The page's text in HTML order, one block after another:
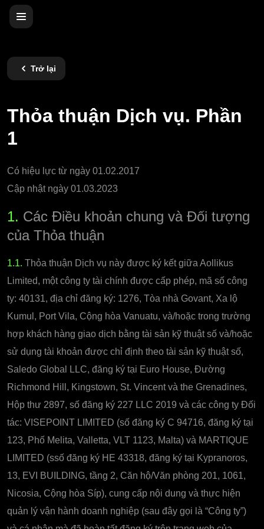
Trở lại
Thỏa thuận Dịch vụ. Phần
1
Có hiệu lực từ ngày 01.02.2017
Cập nhật ngày 01.03.2023
1. Các Điều khoản chung và Đối tượng
của Thỏa thuận
1.1. Thỏa thuận Dịch vụ này được ký kết giữa Aollikus
Limited, một công ty tài chính được cấp phép, mã số công
ty: 40131, địa chỉ đăng ký: 1276, Tòa nhà Govant, Xa lộ
Kumul, Port Vila, Cộng hòa Vanuatu, và/hoặc trong trường
hợp khách hàng giao dịch bằng tài sản kỹ thuật số và/hoặc
sử dụng tài khoản được chỉ định theo tài sản kỹ thuật số,
Saledo Global LLC, đăng ký tại Euro House, Đường
Richmond Hill, Kingstown, St. Vincent và the Grenadines,
Hộp thư 2897, số đăng ký 227 LLC 2019 và các công ty Đối
tác: VISEPOINT LIMITED (số đăng ký C 94716, đăng ký tại
123, Phố Melita, Valletta, VLT 1123, Malta) và MARTIQUE
LIMITED (ssố đăng ký HE 43318, đăng ký tại Kypranoros,
13, EVI BUILDING, tầng 2, Căn hộ/Văn phòng 201, 1061,
Nicosia, Cộng hòa Síp), cung cấp nội dung và thực hiện
quản lý vận hành doanh nghiệp (sau đây gọi là “Công ty”)